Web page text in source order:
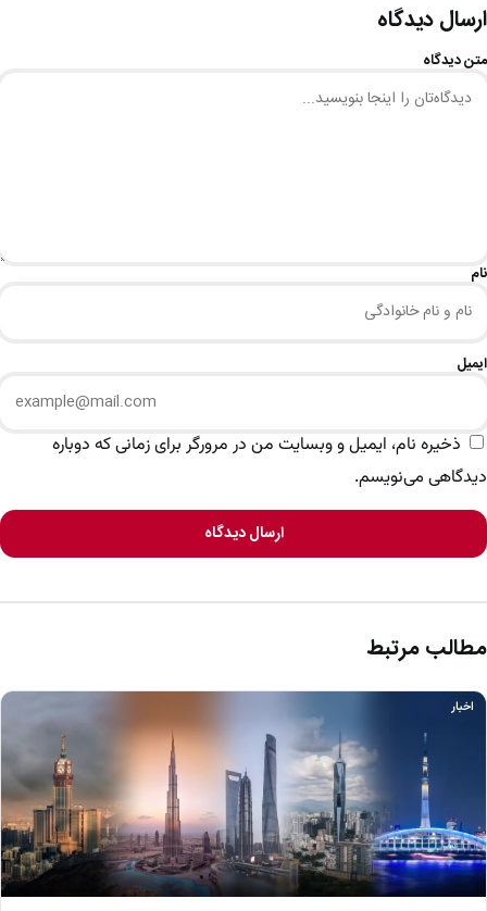
ارسال دیدگاه
متن دیدگاه
نام
ایمیل
ذخیره نام، ایمیل و وبسایت من در مرورگر برای زمانی که دوباره
دیدگاهی می‌نویسم.
ارسال دیدگاه
مطالب مرتبط
اخبار